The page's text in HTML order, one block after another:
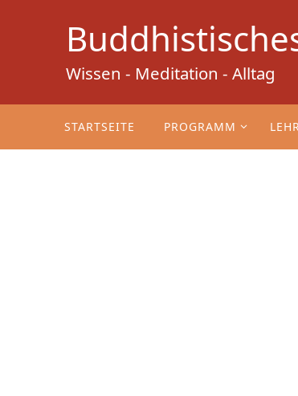
Wissen - Meditation - Alltag
STARTSEITE PROGRAMM